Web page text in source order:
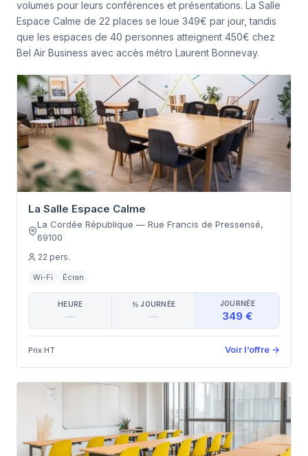
volumes pour leurs conférences et présentations. La Salle
Espace Calme de 22 places se loue 349€ par jour, tandis
que les espaces de 40 personnes atteignent 450€ chez
Bel Air Business avec accès métro Laurent Bonnevay.
La Salle Espace Calme
La Cordée République — Rue Francis de Pressensé,
69100
22 pers.
Wi-Fi Écran
HEURE
—
½ JOURNÉE
—
JOURNÉE
349 €
Prix HT Voir l’offre →